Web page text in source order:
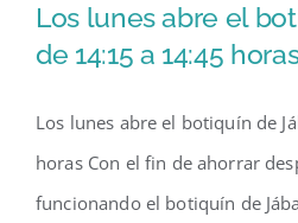
Los lunes abre
Jábaga de 14:15
Los lunes abre el
de 14:15 a 14:45
Los lunes abre el botiquín de
horas Con el fin de ahorrar
funcionando el botiquín de